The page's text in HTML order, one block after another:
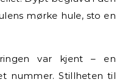
mørke hule, sto en
var kjent – en
nummer. Stillheten til